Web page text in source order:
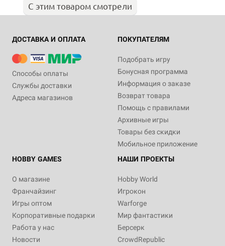
С этим товаром смотрели
ДОСТАВКА И ОПЛАТА
Способы оплаты
Службы доставки
Адреса магазинов
ПОКУПАТЕЛЯМ
Подобрать игру
Бонусная программа
Информация о заказе
Возврат товара
Помощь с правилами
Архивные игры
Товары без скидки
Мобильное приложение
HOBBY GAMES
О магазине
Франчайзинг
Игры оптом
Корпоративные подарки
Работа у нас
Новости
НАШИ ПРОЕКТЫ
Hobby World
Игрокон
Warforge
Мир фантастики
Берсерк
CrowdRepublic